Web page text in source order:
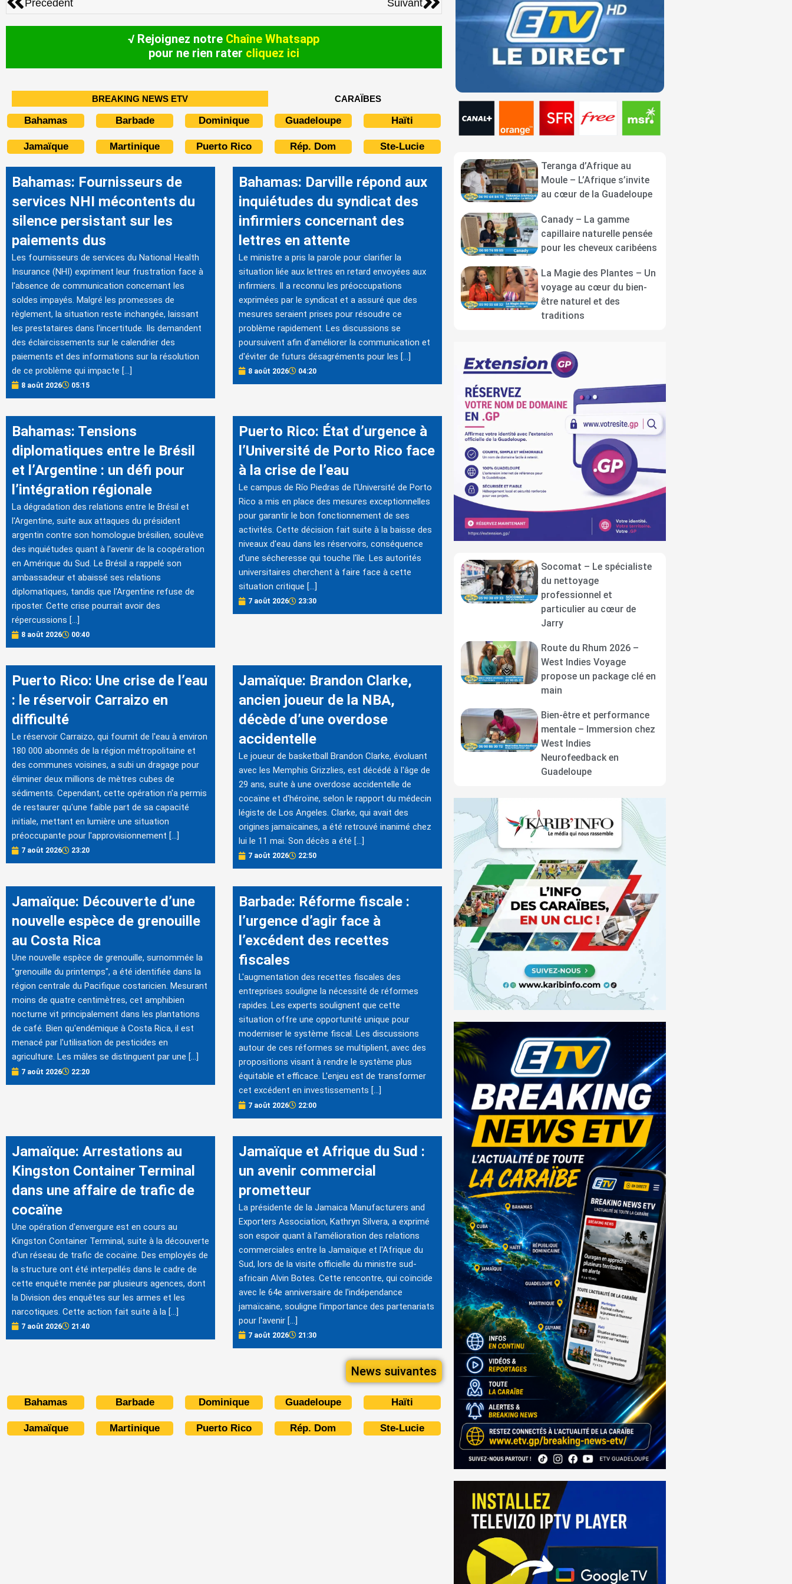
Précedent Suivant
√ Rejoignez notre Chaîne Whatsapp
pour ne rien rater cliquez ici
BREAKING NEWS ETV CARAÏBES
Bahamas Barbade Dominique Guadeloupe Haïti
Jamaïque Martinique Puerto Rico Rép. Dom Ste-Lucie
Bahamas: Fournisseurs de
services NHI mécontents du
silence persistant sur les
paiements dus
Les fournisseurs de services du National Health
Insurance (NHI) expriment leur frustration face à
l'absence de communication concernant les
soldes impayés. Malgré les promesses de
règlement, la situation reste inchangée, laissant
les prestataires dans l'incertitude. Ils demandent
des éclaircissements sur le calendrier des
paiements et des informations sur la résolution
de ce problème qui impacte […]
8 août 2026 05:15
Bahamas: Darville répond aux
inquiétudes du syndicat des
infirmiers concernant des
lettres en attente
Le ministre a pris la parole pour clarifier la
situation liée aux lettres en retard envoyées aux
infirmiers. Il a reconnu les préoccupations
exprimées par le syndicat et a assuré que des
mesures seraient prises pour résoudre ce
problème rapidement. Les discussions se
poursuivent afin d'améliorer la communication et
d'éviter de futurs désagréments pour les […]
8 août 2026 04:20
Bahamas: Tensions
diplomatiques entre le Brésil
et l’Argentine : un défi pour
l’intégration régionale
La dégradation des relations entre le Brésil et
l'Argentine, suite aux attaques du président
argentin contre son homologue brésilien, soulève
des inquiétudes quant à l'avenir de la coopération
en Amérique du Sud. Le Brésil a rappelé son
ambassadeur et abaissé ses relations
diplomatiques, tandis que l'Argentine refuse de
riposter. Cette crise pourrait avoir des
répercussions […]
8 août 2026 00:40
Puerto Rico: État d’urgence à
l’Université de Porto Rico face
à la crise de l’eau
Le campus de Río Piedras de l'Université de Porto
Rico a mis en place des mesures exceptionnelles
pour garantir le bon fonctionnement de ses
activités. Cette décision fait suite à la baisse des
niveaux d'eau dans les réservoirs, conséquence
d'une sécheresse qui touche l'île. Les autorités
universitaires cherchent à faire face à cette
situation critique […]
7 août 2026 23:30
Puerto Rico: Une crise de l’eau
: le réservoir Carraizo en
difficulté
Le réservoir Carraizo, qui fournit de l'eau à environ
180 000 abonnés de la région métropolitaine et
des communes voisines, a subi un dragage pour
éliminer deux millions de mètres cubes de
sédiments. Cependant, cette opération n'a permis
de restaurer qu'une faible part de sa capacité
initiale, mettant en lumière une situation
préoccupante pour l'approvisionnement […]
7 août 2026 23:20
Jamaïque: Brandon Clarke,
ancien joueur de la NBA,
décède d’une overdose
accidentelle
Le joueur de basketball Brandon Clarke, évoluant
avec les Memphis Grizzlies, est décédé à l'âge de
29 ans, suite à une overdose accidentelle de
cocaïne et d'héroïne, selon le rapport du médecin
légiste de Los Angeles. Clarke, qui avait des
origines jamaïcaines, a été retrouvé inanimé chez
lui le 11 mai. Son décès a été […]
7 août 2026 22:50
Jamaïque: Découverte d’une
nouvelle espèce de grenouille
au Costa Rica
Une nouvelle espèce de grenouille, surnommée la
"grenouille du printemps", a été identifiée dans la
région centrale du Pacifique costaricien. Mesurant
moins de quatre centimètres, cet amphibien
nocturne vit principalement dans les plantations
de café. Bien qu'endémique à Costa Rica, il est
menacé par l'utilisation de pesticides en
agriculture. Les mâles se distinguent par une […]
7 août 2026 22:20
Barbade: Réforme fiscale :
l’urgence d’agir face à
l’excédent des recettes
fiscales
L'augmentation des recettes fiscales des
entreprises souligne la nécessité de réformes
rapides. Les experts soulignent que cette
situation offre une opportunité unique pour
moderniser le système fiscal. Les discussions
autour de ces réformes se multiplient, avec des
propositions visant à rendre le système plus
équitable et efficace. L'enjeu est de transformer
cet excédent en investissements […]
7 août 2026 22:00
Jamaïque: Arrestations au
Kingston Container Terminal
dans une affaire de trafic de
cocaïne
Une opération d'envergure est en cours au
Kingston Container Terminal, suite à la découverte
d'un réseau de trafic de cocaïne. Des employés de
la structure ont été interpellés dans le cadre de
cette enquête menée par plusieurs agences, dont
la Division des enquêtes sur les armes et les
narcotiques. Cette action fait suite à la […]
7 août 2026 21:40
Jamaïque et Afrique du Sud :
un avenir commercial
prometteur
La présidente de la Jamaica Manufacturers and
Exporters Association, Kathryn Silvera, a exprimé
son espoir quant à l'amélioration des relations
commerciales entre la Jamaïque et l'Afrique du
Sud, lors de la visite officielle du ministre sud-
africain Alvin Botes. Cette rencontre, qui coïncide
avec le 64e anniversaire de l'indépendance
jamaïcaine, souligne l'importance des partenariats
pour l'avenir […]
7 août 2026 21:30
News suivantes
Bahamas Barbade Dominique Guadeloupe Haïti
Jamaïque Martinique Puerto Rico Rép. Dom Ste-Lucie
Teranga d’Afrique au
Moule – L’Afrique s’invite
au cœur de la Guadeloupe
Canady – La gamme
capillaire naturelle pensée
pour les cheveux caribéens
La Magie des Plantes – Un
voyage au cœur du bien-
être naturel et des
traditions
Socomat – Le spécialiste
du nettoyage
professionnel et
particulier au cœur de
Jarry
Route du Rhum 2026 –
West Indies Voyage
propose un package clé en
main
Bien-être et performance
mentale – Immersion chez
West Indies
Neurofeedback en
Guadeloupe